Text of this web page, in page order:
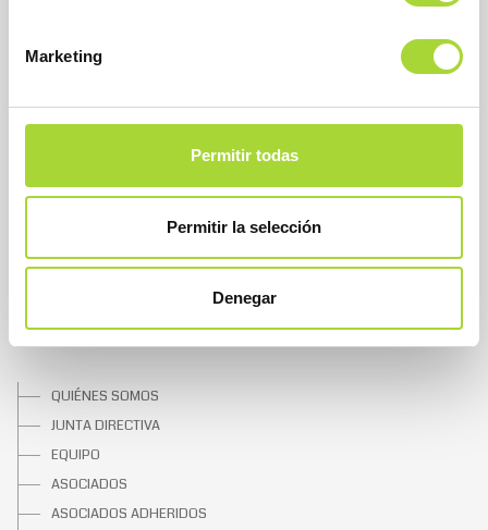
Marketing
Permitir todas
Permitir la selección
Denegar
Calle Condesa de Venadito, 1
QUIÉNES SOMOS
JUNTA DIRECTIVA
EQUIPO
ASOCIADOS
ASOCIADOS ADHERIDOS